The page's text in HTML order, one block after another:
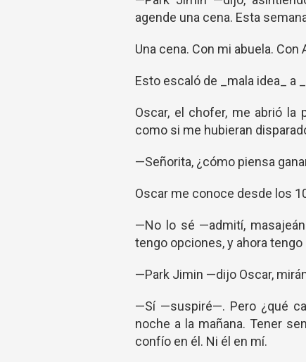
agende una cena. Esta
Una cena. Con mi abuela. Con
Esto escaló de _mala idea_ a
Oscar, el chofer, me abrió
como si me hubieran
—Señorita, ¿cómo piensa
Oscar me conoce desde los
—No lo sé —admití,
tengo opciones, y ahora
—Park Jimin —dijo Oscar,
—Sí —suspiré—. Pero ¿qué
noche a la mañana. Tener
confío en él. Ni él en mí.